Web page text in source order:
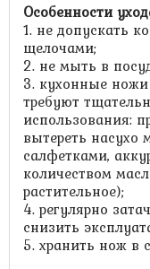
Особенности
1. не допускать
щелочами;
2. не мыть в
3. кухонные ножи
требуют
использования:
вытереть
салфетками,
количеством
растительное);
4. регулярно
снизить
5. хранить нож в